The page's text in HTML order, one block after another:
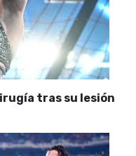
tras su lesión